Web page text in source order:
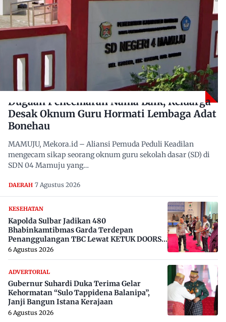
Dugaan Pencemaran Nama Baik, Keluarga
Desak Oknum Guru Hormati Lembaga Adat
Bonehau
MAMUJU, Mekora.id – Aliansi Pemuda Peduli Keadilan
mengecam sikap seorang oknum guru sekolah dasar (SD) di
SDN 04 Mamuju yang…
DAERAH 7 Agustus 2026
KESEHATAN
Kapolda Sulbar Jadikan 480
Bhabinkamtibmas Garda Terdepan
Penanggulangan TBC Lewat KETUK DOORS
di 650 Desa
6 Agustus 2026
ADVERTORIAL
Gubernur Suhardi Duka Terima Gelar
Kehormatan “Sulo Tappidena Balanipa”,
Janji Bangun Istana Kerajaan
6 Agustus 2026